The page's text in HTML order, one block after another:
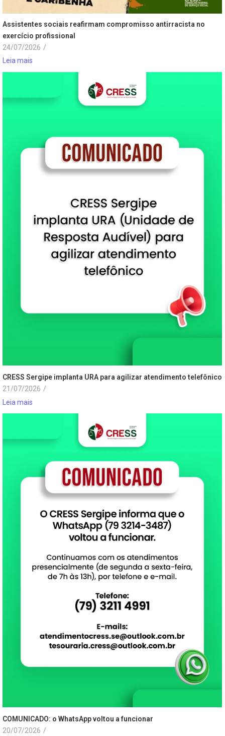
Assistentes sociais reafirmam compromisso antirracista no
exercício profissional
24/07/2026 /
Leia mais
CRESS Sergipe implanta URA para agilizar atendimento telefônico
21/07/2026 /
Leia mais
COMUNICADO: o WhatsApp voltou a funcionar
20/07/2026 /